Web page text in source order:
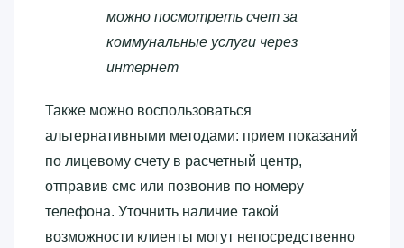
можно посмотреть счет за
коммунальные услуги через
интернет
Также можно воспользоваться
альтернативными методами: прием показаний
по лицевому счету в расчетный центр,
отправив смс или позвонив по номеру
телефона. Уточнить наличие такой
возможности клиенты могут непосредственно